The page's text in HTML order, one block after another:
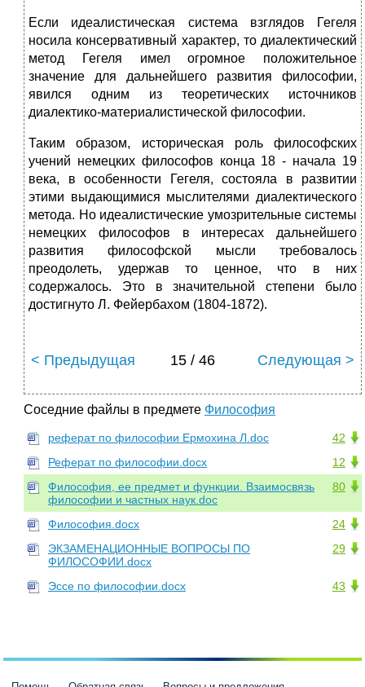
Если идеалистическая система взглядов Гегеля
носила консервативный характер, то диалектический
метод Гегеля имел огромное положительное
значение для дальнейшего развития философии,
явился одним из теоретических источников
диалектико-материалистической философии.
Таким образом, историческая роль философских
учений немецких философов конца 18 - начала 19
века, в особенности Гегеля, состояла в развитии
этими выдающимися мыслителями диалектического
метода. Но идеалистические умозрительные системы
немецких философов в интересах дальнейшего
развития философской мысли требовалось
преодолеть, удержав то ценное, что в них
содержалось. Это в значительной степени было
достигнуто Л. Фейербахом (1804-1872).
< Предыдущая 15 / 46 Следующая >
Соседние файлы в предмете Философия
42
реферат по философии Ермохина Л.doc
12
Реферат по философии.docx
80
Философия, ее предмет и функции. Взаимосвязь
философии и частных наук.doc
24
Философия.docx
29
ЭКЗАМЕНАЦИОННЫЕ ВОПРОСЫ ПО
ФИЛОСОФИИ.docx
43
Эссе по философии.docx